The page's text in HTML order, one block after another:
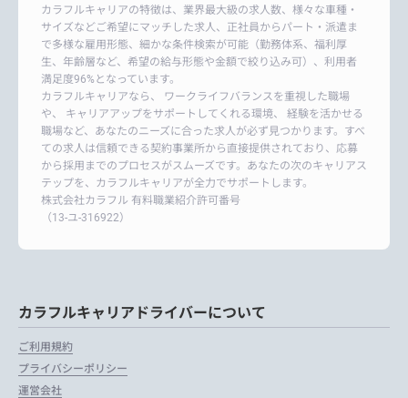
カラフルキャリアの特徴は、業界最大級の求人数、様々な車種・
サイズなどご希望にマッチした求人、正社員からパート・派遣ま
で多様な雇用形態、細かな条件検索が可能（勤務体系、福利厚
生、年齢層など、希望の給与形態や金額で絞り込み可）、利用者
満足度96%となっています。
カラフルキャリアなら、 ワークライフバランスを重視した職場
や、 キャリアアップをサポートしてくれる環境、 経験を活かせる
職場など、あなたのニーズに合った求人が必ず見つかります。すべ
ての求人は信頼できる契約事業所から直接提供されており、応募
から採用までのプロセスがスムーズです。あなたの次のキャリアス
テップを、カラフルキャリアが全力でサポートします。
株式会社カラフル 有料職業紹介許可番号
（13-ユ-316922）
カラフルキャリアドライバーについて
ご利用規約
プライバシーポリシー
運営会社